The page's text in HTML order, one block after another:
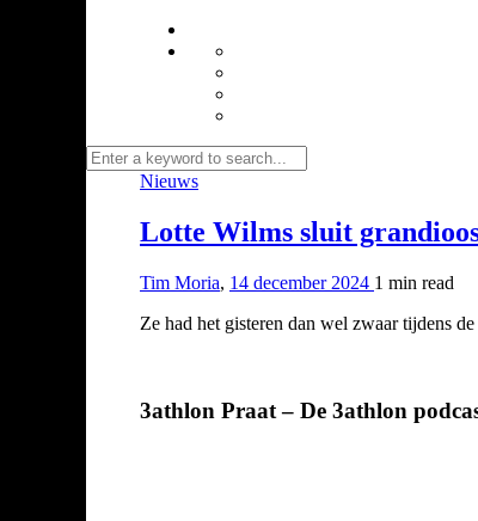
Nieuws
Lotte Wilms sluit
Tim Moria, 14 december 2024 1 min read
Ze had het gisteren dan wel zwaar tijdens
3athlon Praat – De 3athlon